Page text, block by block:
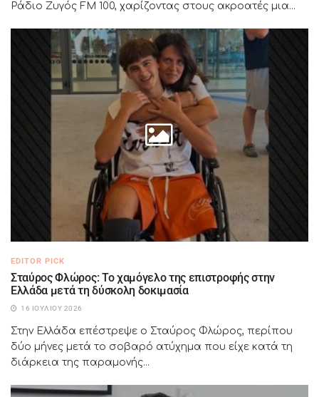
Ράδιο Ζυγός FM 100, χαρίζοντας στους ακροατές μια...
EDITOR PICK
Σταύρος Φλώρος: Το χαμόγελο της επιστροφής στην
Ελλάδα μετά τη δύσκολη δοκιμασία
16 ΙΟΥΛΊΟΥ 2026
Στην Ελλάδα επέστρεψε ο Σταύρος Φλώρος, περίπου
δύο μήνες μετά το σοβαρό ατύχημα που είχε κατά τη
διάρκεια της παραμονής...